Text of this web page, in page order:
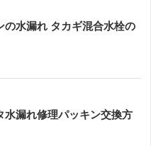
の水漏れ タカギ混合水栓の
水漏れ修理パッキン交換方